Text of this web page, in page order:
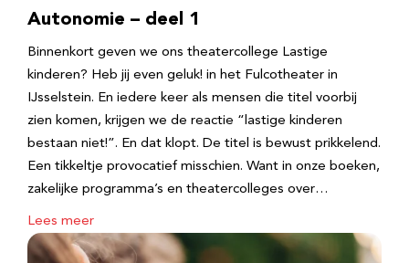
Autonomie – deel 1
Binnenkort geven we ons theatercollege Lastige
kinderen? Heb jij even geluk! in het Fulcotheater in
IJsselstein. En iedere keer als mensen die titel voorbij
zien komen, krijgen we de reactie “lastige kinderen
bestaan niet!”. En dat klopt. De titel is bewust prikkelend.
Een tikkeltje provocatief misschien. Want in onze boeken,
zakelijke programma’s en theatercolleges over…
Lees meer